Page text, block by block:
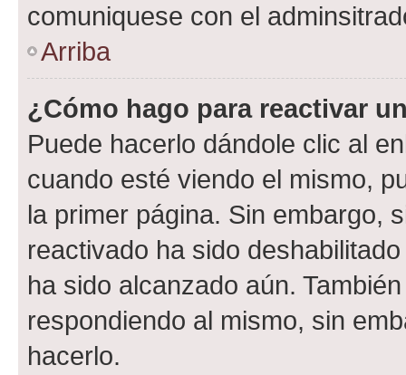
comuniquese con el
Arriba
¿Cómo hago para reactivar
Puede hacerlo dándole clic al
cuando esté viendo el mismo,
la primer página. Sin embargo,
reactivado ha sido
ha sido alcanzado aún.
respondiendo al mismo, sin
hacerlo.